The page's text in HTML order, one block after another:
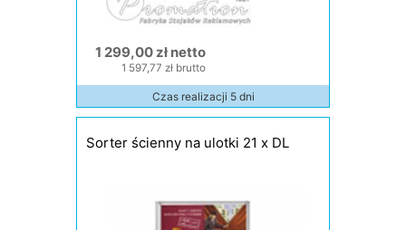
1 299,00 zł netto
1 597,77 zł brutto
Czas realizacji 5 dni
Sorter ścienny na ulotki 21 x DL